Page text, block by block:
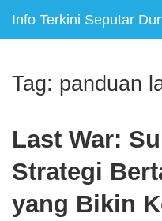
Info Terkini Seputar
Tag: panduan
Last War:
Strategi
yang Bikin